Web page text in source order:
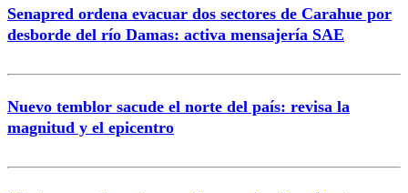
Senapred ordena evacuar dos sectores de Carahue por
desborde del río Damas: activa mensajería SAE
Nuevo temblor sacude el norte del país: revisa la
magnitud y el epicentro